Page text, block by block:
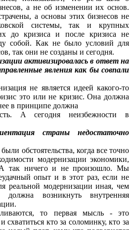
а не об изменении их основ.
а основы этих бизнесов не
системы, так и крупных
до кризиса и после кризиса не
собой. Как не было условий для
так они не созданы и сегодня.
активизировалась в ответ на
явления как бы совпали
не является идеей какого-то
это или не кризис. Она должна
в принципе должна
А сегодня неизбежности в
страны недостаточно
обстоятельства, когда все точно
модернизации экономики,
А так ничего и не произошло. Мы
опыт и в этот раз, если не
реальной модернизации иная, чем
возникнуть внутренняя
то первая мысль - это
схватиться кто за соломинку, кто за